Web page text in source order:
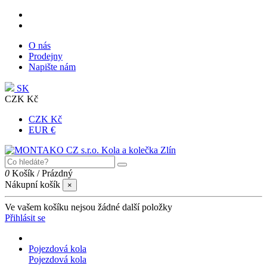
O nás
Prodejny
Napište nám
SK
CZK Kč
CZK Kč
EUR €
0 Košík /Prázdný
Nákupní košík
×
Ve vašem košíku nejsou žádné další položky
Přihlásit se
Pojezdová kola
Pojezdová kola